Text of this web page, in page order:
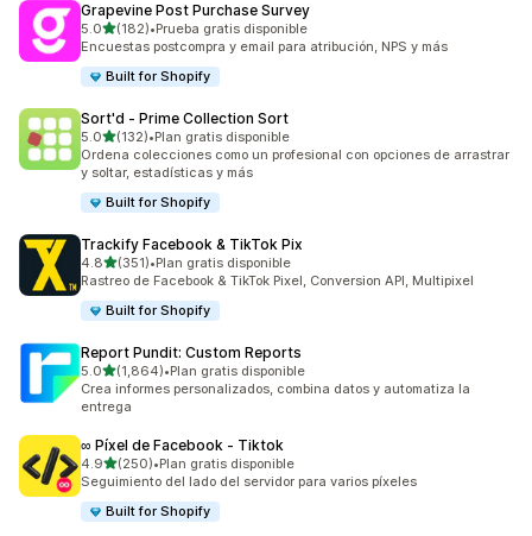
Grapevine Post Purchase Survey
5.0de 5 estrellas
(182)
182 reseñas en total
•Prueba gratis disponible
Encuestas postcompra y email para atribución, NPS y más
Built for Shopify
Sort'd ‑ Prime Collection Sort
5.0de 5 estrellas
(132)
132 reseñas en total
•Plan gratis disponible
Ordena colecciones como un profesional con opciones de arrastrar
y soltar, estadísticas y más
Built for Shopify
Trackify Facebook & TikTok Pix
4.8de 5 estrellas
(351)
351 reseñas en total
•Plan gratis disponible
Rastreo de Facebook & TikTok Pixel, Conversion API, Multipixel
Built for Shopify
Report Pundit: Custom Reports
5.0de 5 estrellas
(1,864)
1864 reseñas en total
•Plan gratis disponible
Crea informes personalizados, combina datos y automatiza la
entrega
∞ Píxel de Facebook ‑ Tiktok
4.9de 5 estrellas
(250)
250 reseñas en total
•Plan gratis disponible
Seguimiento del lado del servidor para varios píxeles
Built for Shopify